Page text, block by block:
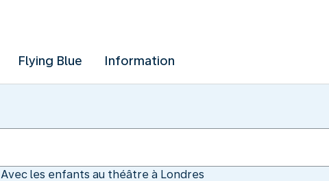
Flying Blue Information
Avec les enfants au théâtre à Londres